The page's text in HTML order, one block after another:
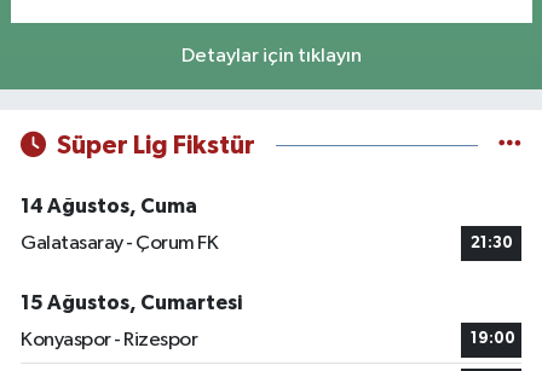
Detaylar için tıklayın
Süper Lig Fikstür
14 Ağustos, Cuma
Galatasaray - Çorum FK
21:30
15 Ağustos, Cumartesi
Konyaspor - Rizespor
19:00